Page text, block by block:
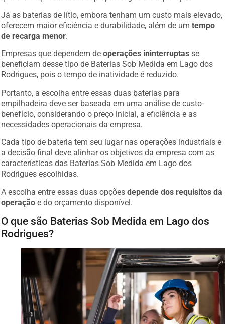
Já as baterias de lítio, embora tenham um custo mais elevado,
oferecem maior eficiência e durabilidade, além de umtempo
de recarga menor
Empresas que dependem deoperações ininterruptas se
beneficiam desse tipo de Baterias Sob Medida em Lago dos
Rodrigues, pois o tempo de inatividade é reduzido.
Portanto, a escolha entre essas duas baterias para
empilhadeira deve ser baseada em uma análise de custo-
benefício, considerando o preço inicial, a eficiência e as
necessidades operacionais da empresa.
Cada tipo de bateria tem seu lugar nas operações industriais e
a decisão final deve alinhar os objetivos da empresa com as
características das Baterias Sob Medida em Lago dos
Rodrigues escolhidas.
A escolha entre essas duas opçõesdepende dos requisitos da
operação e do orçamento disponível.
O que são Baterias Sob Medida em Lago dos
Rodrigues?